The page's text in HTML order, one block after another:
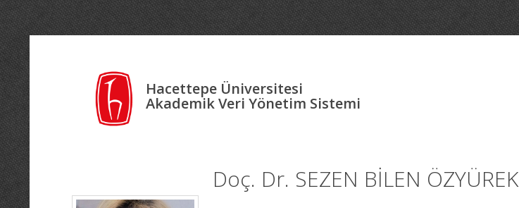
Hacettepe Üniversitesi
Akademik Veri Yönetim Sistemi
Doç. Dr. SEZEN BİLEN ÖZYÜREK